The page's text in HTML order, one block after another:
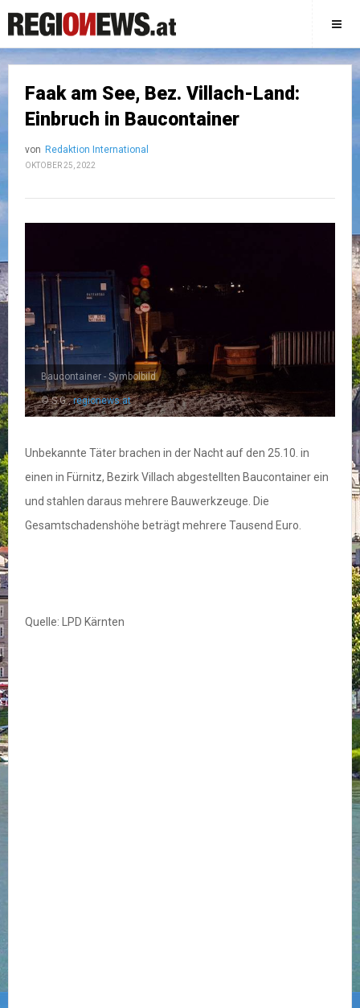
Faak am See, Bez. Villach-Land:
Einbruch in Baucontainer
von Redaktion International
OKTOBER 25, 2022
Baucontainer - Symbolbild
© S.G.,regionews.at
Unbekannte Täter brachen in der Nacht auf den 25.10. in
einen in Fürnitz, Bezirk Villach abgestellten Baucontainer ein
und stahlen daraus mehrere Bauwerkzeuge. Die
Gesamtschadenshöhe beträgt mehrere Tausend Euro.
Quelle: LPD Kärnten